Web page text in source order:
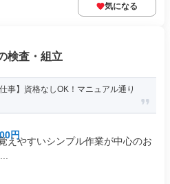
気になる
検査・組立
事】資格なしOK！マニュアル通り
円
えやすいシンプル作業が中心のお